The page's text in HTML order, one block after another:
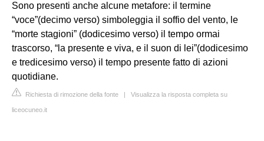
Sono presenti anche alcune metafore: il termine
“voce”(decimo verso) simboleggia il soffio del vento, le
“morte stagioni” (dodicesimo verso) il tempo ormai
trascorso, “la presente e viva, e il suon di lei”(dodicesimo
e tredicesimo verso) il tempo presente fatto di azioni
quotidiane.
Richiesta di rimozione della fonte | Visualizza la risposta completa su
liceocuneo.it